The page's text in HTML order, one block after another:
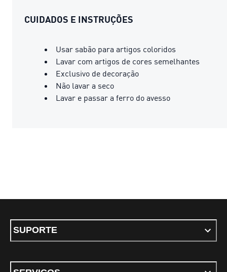
CUIDADOS E INSTRUÇÕES
Usar sabão para artigos coloridos
Lavar com artigos de cores semelhantes
Exclusivo de decoração
Não lavar a seco
Lavar e passar a ferro do avesso
SUPORTE